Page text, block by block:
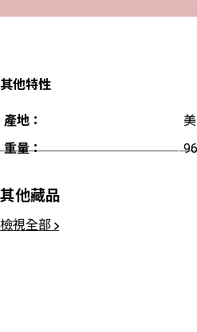
其他特性
產地：
重量：
其他藏品
檢視全部